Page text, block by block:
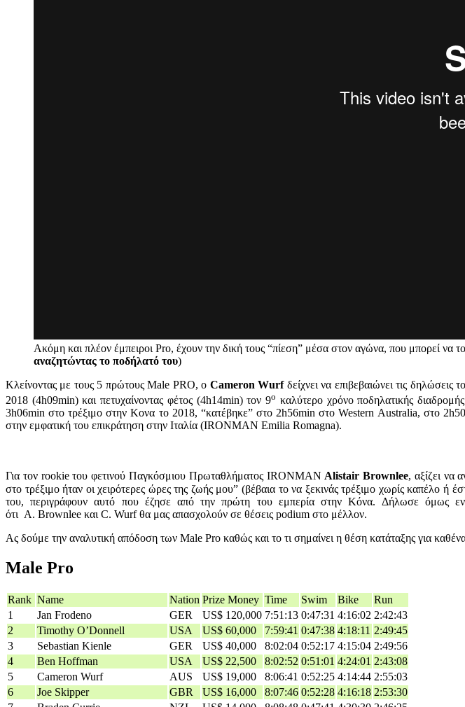
Ακόμη και πλέον έμπειροι Pro, έχουν την δική τους “πίεση” μέσα στον αγώνα, που μπορεί να
αναζητώντας το ποδήλατό του)
Κλείνοντας με τους 5 πρώτους Male PRO, ο Cameron Wurf δείχνει να επιβεβαιώνει τις
2018 (4h09min) και πετυχαίνοντας φέτος (4h14min) τον 9ο καλύτερο χρόνο ποδηλατικής
3h06min στο τρέξιμο στην Κονα το 2018, “κατέβηκε” στο 2h56min στο Western Australia, στο
στην εμφατική του επικράτηση στην Ιταλία (IRONMAN Emilia Romagna).
Για τον rookie του φετινού Παγκόσμιου Πρωταθλήματος IRONMANAlistair Brownlee, αξίζει να
στο τρέξιμο ήταν οι χειρότερες ώρες της ζωής μου” (βέβαια το να ξεκινάς τρέξιμο χωρίς καπέλο
του, περιγράφουν αυτό που έζησε από την πρώτη του εμπερία στην Κόνα. Δήλωσε όμως
ότι Α. Brownlee και C. Wurf θα μας απασχολούν σε θέσεις podium στο μέλλον.
Ας δούμε την αναλυτική απόδοση των Male Pro καθώς και το τι σημαίνει η θέση κατάταξης για
Male Pro
Rank Name Nation Prize Money Time Swim Bike
Run
1
Jan Frodeno GER US$ 120,000 7:51:13 0:47:31 4:16:02 2:42:43
2
Timothy O’Donnell USA US$ 60,000 7:59:41 0:47:38 4:18:11 2:49:45
3
Sebastian Kienle GER US$ 40,000 8:02:04 0:52:17 4:15:04 2:49:56
4
Ben Hoffman USA US$ 22,500 8:02:52 0:51:01 4:24:01 2:43:08
5
Cameron Wurf AUS US$ 19,000 8:06:41 0:52:25 4:14:44 2:55:03
6
Joe Skipper GBR US$ 16,000 8:07:46 0:52:28 4:16:18 2:53:30